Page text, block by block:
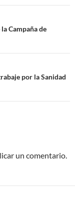
Campaña de
por la Sanidad
un comentario.